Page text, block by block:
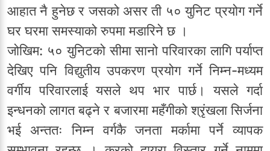
आहात नै हुनेछ र जसको असर ती ५० युनिट प्रयोग गर्ने
घर घरमा समस्याको रुपमा मडारिने छ ।
जोखिम: ५० युनिटको सीमा सानो परिवारका लागि पर्याप्त
देखिए पनि विद्युतीय उपकरण प्रयोग गर्ने निम्न-मध्यम
वर्गीय परिवारलाई यसले थप भार पार्छ। यसले गर्दा
इन्धनको लागत बढ्ने र बजारमा महँगीको श्रृंखला सिर्जना
भई अन्ततः निम्न वर्गकै जनता मर्कामा पर्ने व्यापक